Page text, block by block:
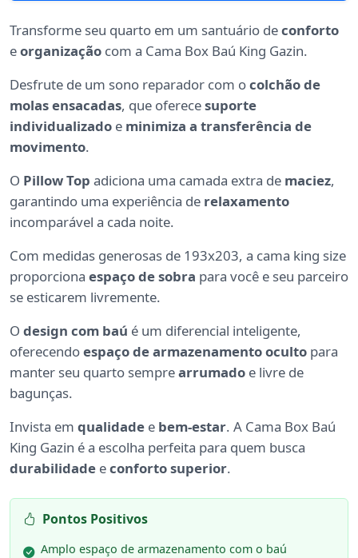
Transforme seu quarto em um santuário deconforto
eorganização com a Cama Box Baú King Gazin.
Desfrute de um sono reparador com ocolchão de
molas ensacadas, que oferecesuporte
individualizado e minimiza a transferência de
movimento.
O Pillow Top adiciona uma camada extra de maciez,
garantindo uma experiência de relaxamento
incomparável a cada noite.
Com medidas generosas de 193x203, a cama king size
proporciona espaço de sobra para você e seu parceiro
se esticarem livremente.
O design com baú é um diferencial inteligente,
oferecendoespaço de armazenamento oculto para
manter seu quarto semprearrumado e livre de
bagunças.
Invista em qualidade e bem-estar. A Cama Box Baú
King Gazin é a escolha perfeita para quem busca
durabilidade econforto superior.
Pontos Positivos
Amplo espaço de armazenamento com o baú